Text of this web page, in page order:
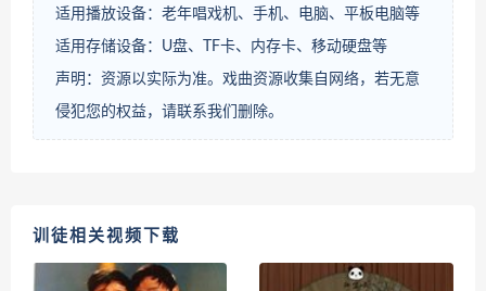
适用播放设备：老年唱戏机、手机、电脑、平板电脑等
适用存储设备：U盘、TF卡、内存卡、移动硬盘等
声明：资源以实际为准。戏曲资源收集自网络，若无意
侵犯您的权益，请联系我们删除。
训徒相关视频下载